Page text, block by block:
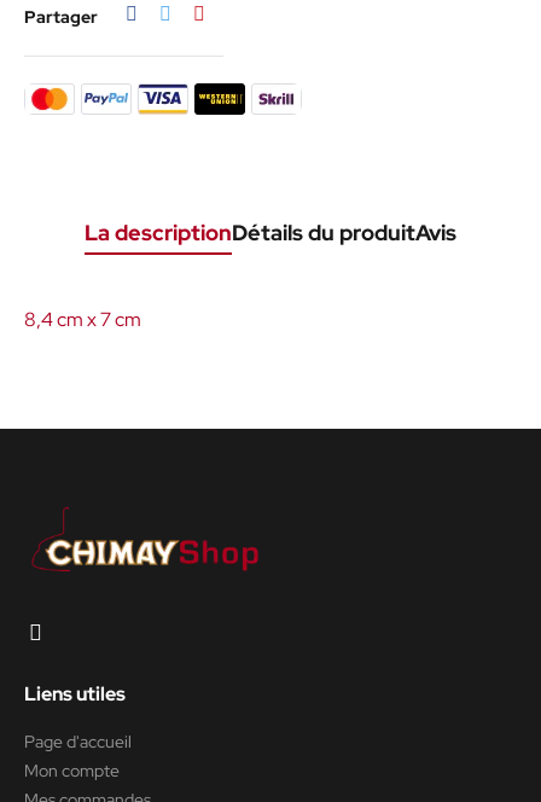
Partager
La descriptionDétails du produitAvis
8,4 cm x 7 cm
Liens utiles
Page d'accueil
Mon compte